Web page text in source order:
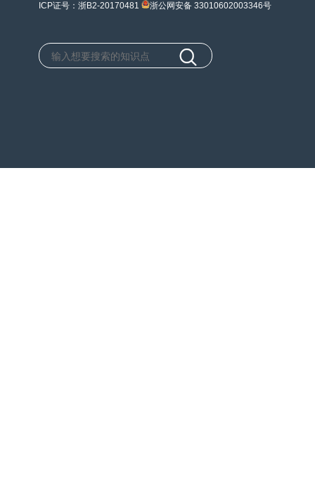
ICP证号：浙B2-20170481
浙公网安备 33010602003346号